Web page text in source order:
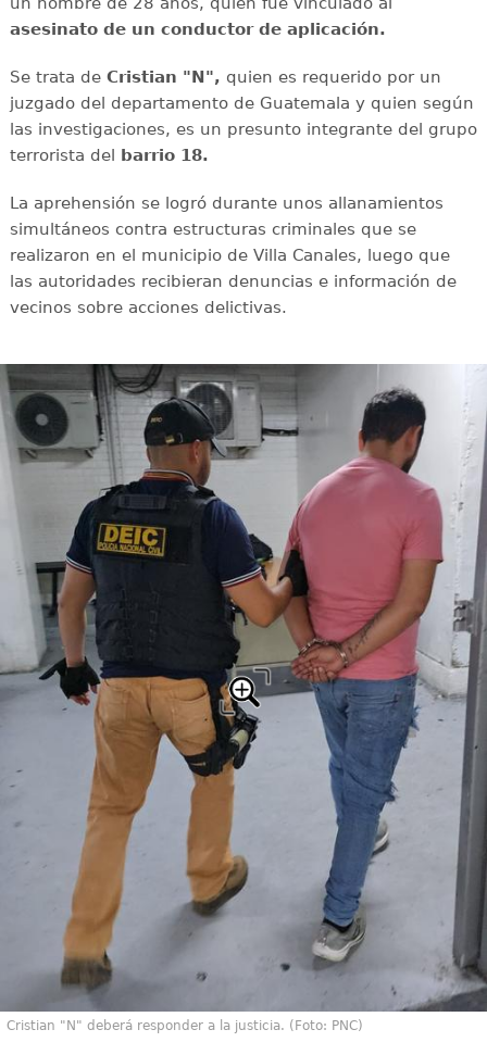
asesinato de un conductor de aplicación.
Se trata de Cristian "N", quien es requerido por un
juzgado del departamento de Guatemala y quien según
las investigaciones, es un presunto integrante del grupo
terrorista del barrio 18.
La aprehensión se logró durante unos allanamientos
simultáneos contra estructuras criminales que se
realizaron en el municipio de Villa Canales, luego que
las autoridades recibieran denuncias e información de
vecinos sobre acciones delictivas.
Cristian "N" deberá responder a la justicia. (Foto: PNC)